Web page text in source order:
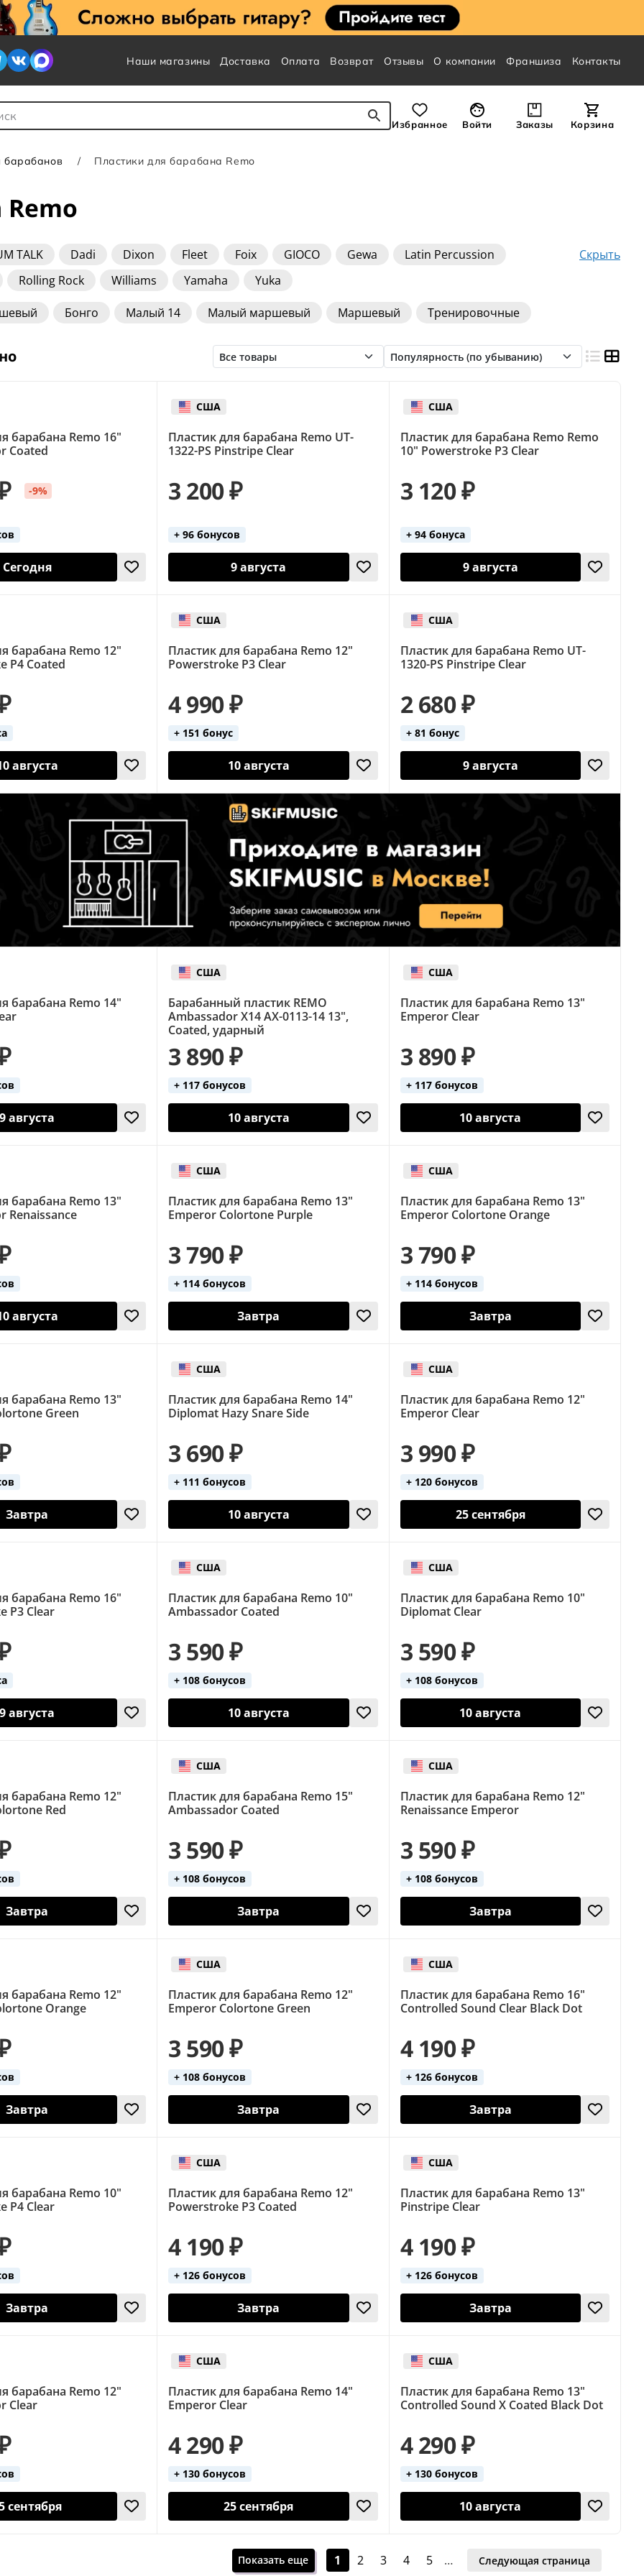
Наши магазины Доставка Оплата Возврат Отзывы О компании Франшиза Контакты
для Поиска
Избранное Войти Заказы Корзина
барабанов Пластики для барабана Remo
Скрыть
TALK Dadi Dixon Fleet Foix GIOCO Gewa
Latin Percussion
Rolling Rock Williams Yamaha Yuka
Бонго Малый 14 Малый маршевый Маршевый Тренировочные
барабана Remo 16"
Coated
-9%
Сегодня
Пластик для барабана Remo UT-
1322-PS Pinstripe Clear
США
3 200 ₽
+ 96 бонусов
9 августа
Пластик для барабана Remo Remo
10" Powerstroke P3 Clear
США
3 120 ₽
+ 94 бонуса
9 августа
барабана Remo 12"
P4 Coated
августа
Пластик для барабана Remo 12"
Powerstroke P3 Clear
США
4 990 ₽
+ 151 бонус
10 августа
Пластик для барабана Remo UT-
1320-PS Pinstripe Clear
США
2 680 ₽
+ 81 бонус
9 августа
барабана Remo 14"
9 августа
Барабанный пластик REMO
Ambassador X14 AX-0113-14 13",
Coated, ударный
США
3 890 ₽
+ 117 бонусов
10 августа
Пластик для барабана Remo 13"
Emperor Clear
США
3 890 ₽
+ 117 бонусов
10 августа
барабана Remo 13"
Renaissance
августа
Пластик для барабана Remo 13"
Emperor Colortone Purple
США
3 790 ₽
+ 114 бонусов
Завтра
Пластик для барабана Remo 13"
Emperor Colortone Orange
США
3 790 ₽
+ 114 бонусов
Завтра
барабана Remo 13"
Green
Завтра
Пластик для барабана Remo 14"
Diplomat Hazy Snare Side
США
3 690 ₽
+ 111 бонусов
10 августа
Пластик для барабана Remo 12"
Emperor Clear
США
3 990 ₽
+ 120 бонусов
25 сентября
барабана Remo 16"
P3 Clear
9 августа
Пластик для барабана Remo 10"
Ambassador Coated
США
3 590 ₽
+ 108 бонусов
10 августа
Пластик для барабана Remo 10"
Diplomat Clear
США
3 590 ₽
+ 108 бонусов
10 августа
барабана Remo 12"
Red
Завтра
Пластик для барабана Remo 15"
Ambassador Coated
США
3 590 ₽
+ 108 бонусов
Завтра
Пластик для барабана Remo 12"
Renaissance Emperor
США
3 590 ₽
+ 108 бонусов
Завтра
барабана Remo 12"
Orange
Завтра
Пластик для барабана Remo 12"
Emperor Colortone Green
США
3 590 ₽
+ 108 бонусов
Завтра
Пластик для барабана Remo 16"
Controlled Sound Clear Black Dot
США
4 190 ₽
+ 126 бонусов
Завтра
барабана Remo 10"
P4 Clear
Завтра
Пластик для барабана Remo 12"
Powerstroke P3 Coated
США
4 190 ₽
+ 126 бонусов
Завтра
Пластик для барабана Remo 13"
Pinstripe Clear
США
4 190 ₽
+ 126 бонусов
Завтра
барабана Remo 12"
Clear
сентября
Пластик для барабана Remo 14"
Emperor Clear
США
4 290 ₽
+ 130 бонусов
25 сентября
Пластик для барабана Remo 13"
Controlled Sound X Coated Black Dot
США
4 290 ₽
+ 130 бонусов
10 августа
Показать еще 1 2 3 4 5 … Следующая страница